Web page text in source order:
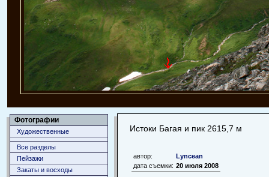
Фотографии
Художественные
Все разделы
Пейзажи
Закаты и восходы
Истоки Багая и пик 2615,7 м
автор:
Lyncean
дата съемки: 20 июля 2008